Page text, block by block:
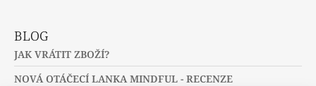
BLOG
JAK VRÁTIT ZBOŽÍ?
NOVÁ OTÁČECÍ LANKA MINDFUL - RECENZE